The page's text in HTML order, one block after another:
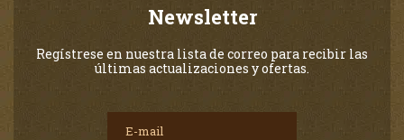
Newsletter
Regístrese en nuestra lista de correo para recibir las
últimas actualizaciones y ofertas.